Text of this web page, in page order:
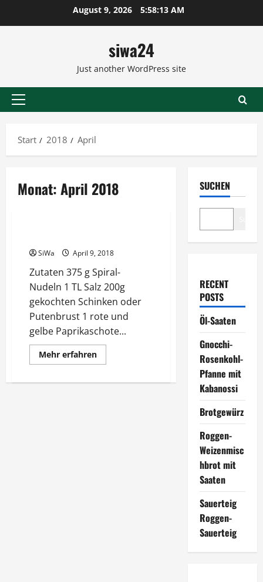
August 9, 2026 5:58:14 AM
siwa24
Just another WordPress site
Primäres
Start
2018 April
Monat:April 2018
SiWa April 9, 2018
Zutaten 375 g Spiral-
Nudeln 1 TL Salz 200g
gekochten Schinken oder
Putenbrust 1 rote und
gelbe Paprikaschote...
Mehr erfahrenMehr
Informationen
Simone
SUCHEN
RECENT
POSTS
Öl-Saaten
Gnocchi-
Rosenkohl-
Pfanne mit
Kabanossi
Brotgewürz
Roggen-
Weizenmisc
hbrot mit
Saaten
Sauerteig
Roggen-
Sauerteig